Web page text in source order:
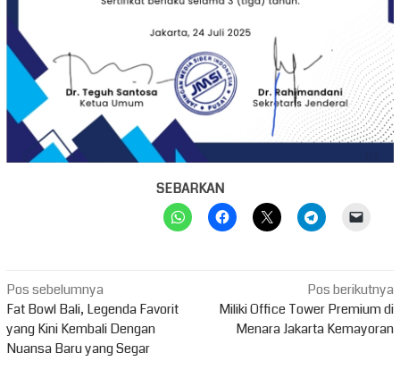
SEBARKAN
Navigasi
pos
Pos sebelumnya
Fat Bowl Bali, Legenda Favorit
yang Kini Kembali Dengan
Nuansa Baru yang Segar
Pos berikutnya
Miliki Office Tower Premium di
Menara Jakarta Kemayoran